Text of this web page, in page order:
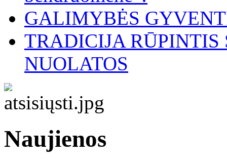
GALIMYBĖS
TRADICIJA
NUOLATOS
Naujienos